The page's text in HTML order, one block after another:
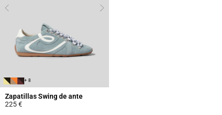
+ 8
Zapatillas Swing de ante
225 €